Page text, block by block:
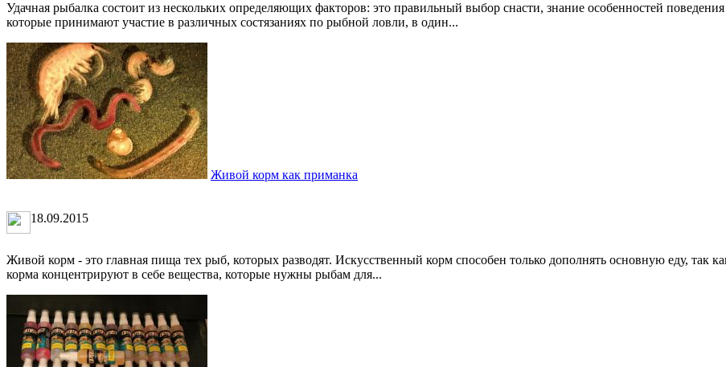
Удачная рыбалка состоит из нескольких определяющих факторов: это правильный выбор снасти, знание особенностей
которые принимают участие в различных состязаниях по рыбной ловли, в один...
Живой корм как приманка
18.09.2015
Живой корм - это главная пища тех рыб, которых разводят. Искусственный корм способен только дополнять основную еду, так
корма концентрируют в себе вещества, которые нужны рыбам для...